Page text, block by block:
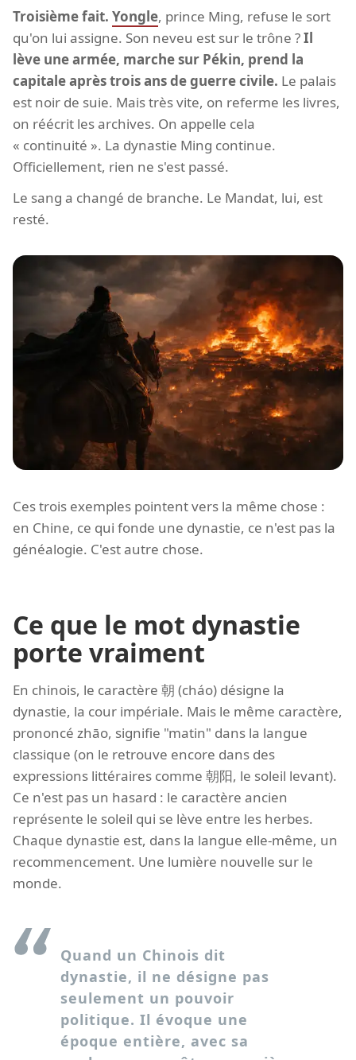
Troisième fait. Yongle, prince Ming, refuse le sort
qu'on lui assigne. Son neveu est sur le trône ?Il
lève une armée, marche sur Pékin, prend la
capitale après trois ans de guerre civile. Le palais
est noir de suie. Mais très vite, on referme les livres,
on réécrit les archives. On appelle cela
« continuité ». La dynastie Ming continue.
Officiellement, rien ne s'est passé.
Le sang a changé de branche. Le Mandat, lui, est
resté.
Ces trois exemples pointent vers la même chose :
en Chine, ce qui fonde une dynastie, ce n'est pas la
généalogie. C'est autre chose.
Ce que le mot dynastie
porte vraiment
En chinois, le caractère 朝 (cháo) désigne la
dynastie, la cour impériale. Mais le même caractère,
prononcé zhāo, signifie "matin" dans la langue
classique (on le retrouve encore dans des
expressions littéraires comme 朝阳, le soleil levant).
Ce n'est pas un hasard : le caractère ancien
représente le soleil qui se lève entre les herbes.
Chaque dynastie est, dans la langue elle-même, un
recommencement. Une lumière nouvelle sur le
monde.
Quand un Chinois dit
dynastie, il ne désigne pas
seulement un pouvoir
politique. Il évoque une
époque entière, avec sa